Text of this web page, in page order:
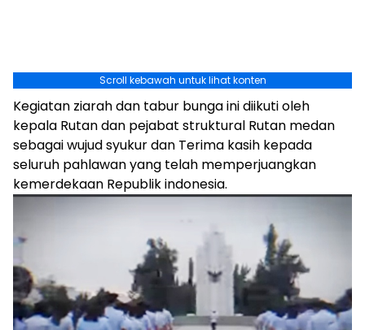
Scroll kebawah untuk lihat konten
Kegiatan ziarah dan tabur bunga ini diikuti oleh
kepala Rutan dan pejabat struktural Rutan medan
sebagai wujud syukur dan Terima kasih kepada
seluruh pahlawan yang telah memperjuangkan
kemerdekaan Republik indonesia.